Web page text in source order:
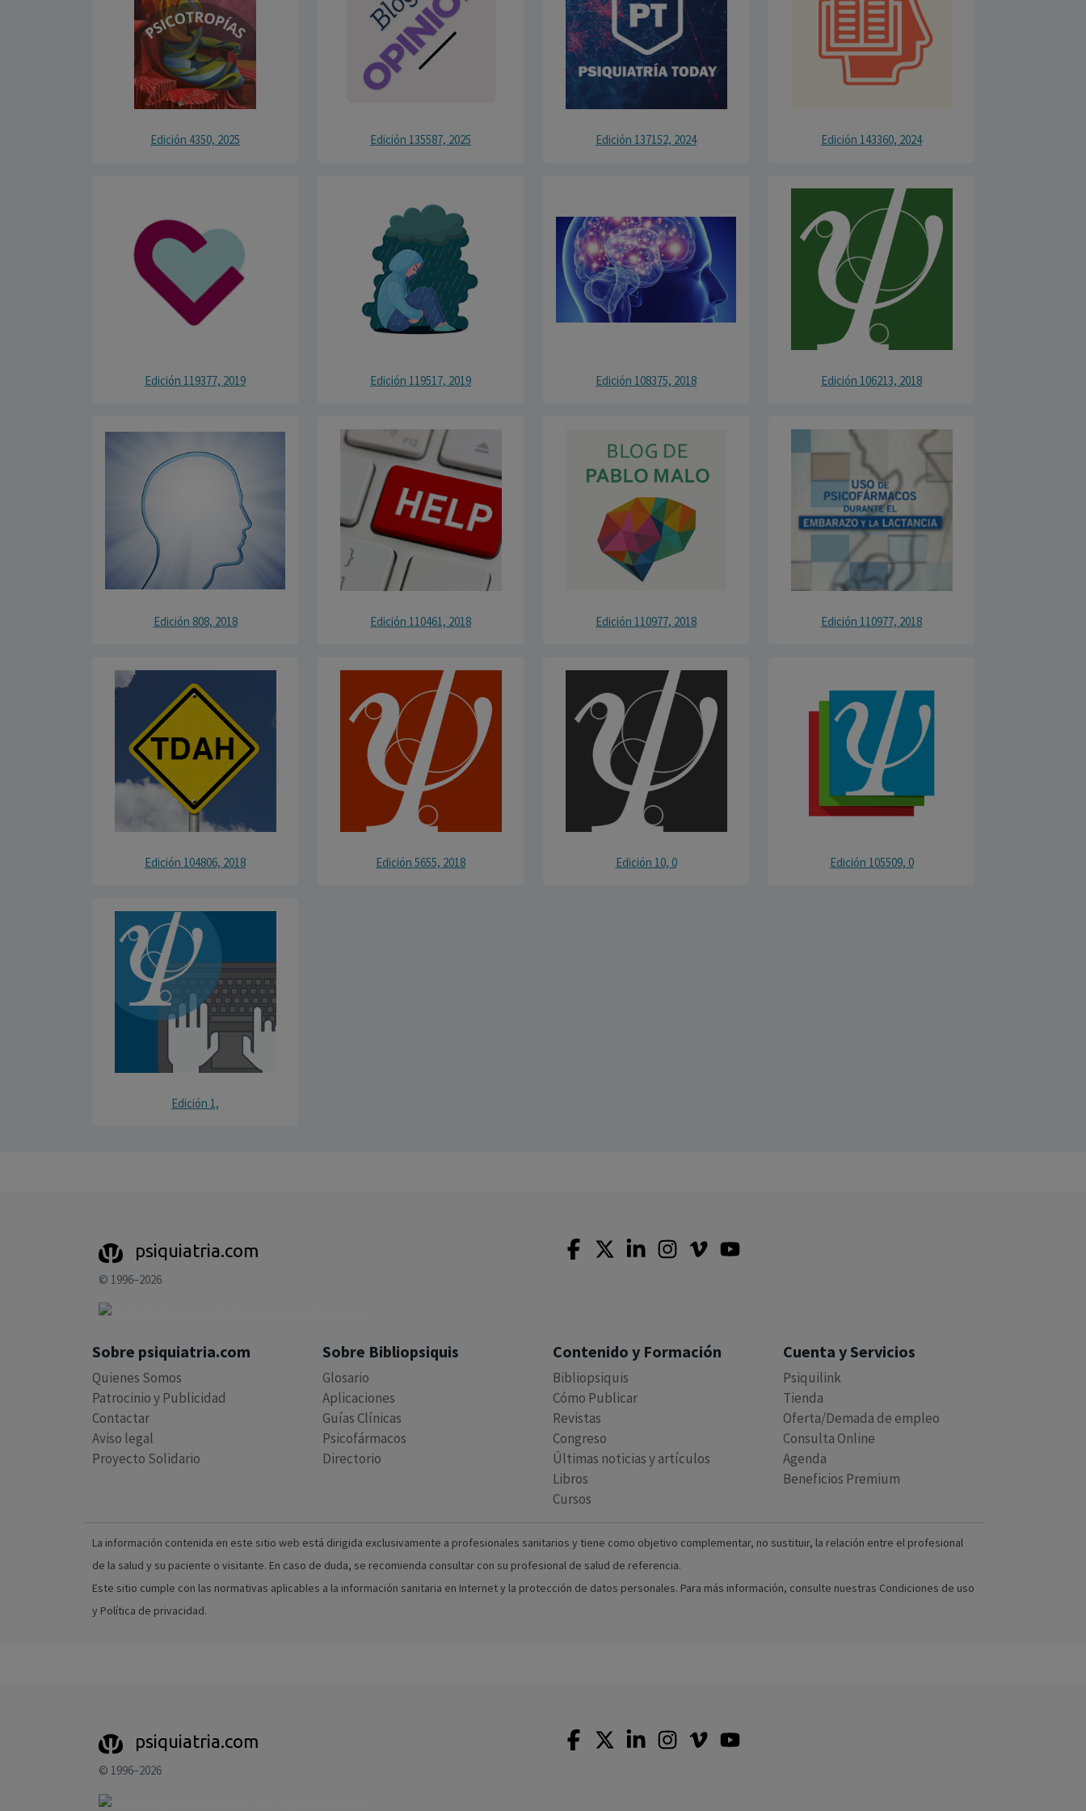
Edición 4350, 2025 Edición 135587, 2025 Edición 137152, 2024 Edición 143360, 2024
Edición 119377, 2019 Edición 119517, 2019 Edición 108375, 2018 Edición 106213, 2018
Edición 808, 2018 Edición 110461, 2018 Edición 110977, 2018 Edición 110977, 2018
Edición 104806, 2018 Edición 5655, 2018 Edición 10, 0 Edición 105509, 0
Edición 1,
psiquiatria.com
© 1996–2026
Sobre psiquiatria.com
Quienes Somos
Patrocinio y Publicidad
Contactar
Aviso legal
Proyecto Solidario
Sobre Bibliopsiquis
Glosario
Aplicaciones
Guías Clínicas
Psicofármacos
Directorio
Contenido y Formación
Bibliopsiquis
Cómo Publicar
Revistas
Congreso
Últimas noticias y artículos
Libros
Cursos
Cuenta y Servicios
Psiquilink
Tienda
Oferta/Demada de empleo
Consulta Online
Agenda
Beneficios Premium
La información contenida en este sitio web está dirigida exclusivamente a profesionales sanitarios y tiene como objetivo complementar, no sustituir, la relación entre el profesional
de la salud y su paciente o visitante. En caso de duda, se recomienda consultar con su profesional de salud de referencia.
Este sitio cumple con las normativas aplicables a la información sanitaria en Internet y la protección de datos personales. Para más información, consulte nuestras Condiciones de uso
y Política de privacidad.
psiquiatria.com
© 1996–2026